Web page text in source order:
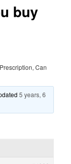
buy
Can
5 years, 6